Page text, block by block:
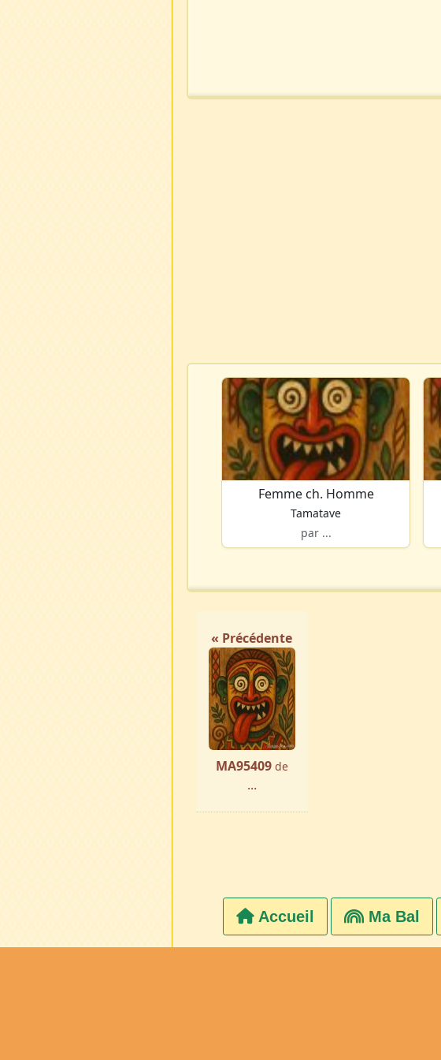
Femme ch. Homme
Tamatave
par ...
« Précédente
MA95409 de
...
Accueil Ma Bal